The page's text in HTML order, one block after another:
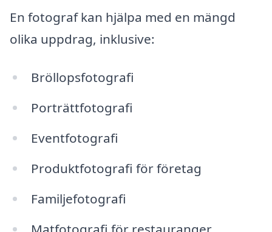
En fotograf kan hjälpa med en mängd
olika uppdrag, inklusive:
Bröllopsfotografi
Porträttfotografi
Eventfotografi
Produktfotografi för företag
Familjefotografi